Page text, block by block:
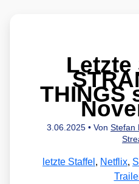
Letzte
THINGS
3.06.2025 • Von Stefan
letzte Staffel , Netflix,